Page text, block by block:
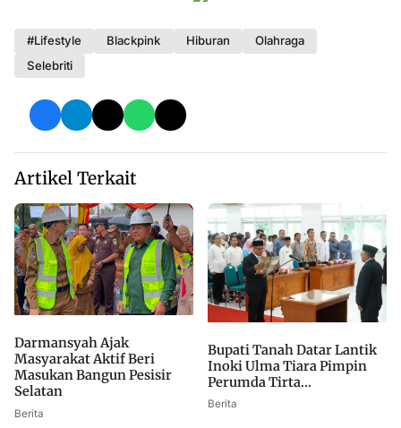
#Lifestyle Blackpink Hiburan
Olahraga
Selebriti
Artikel Terkait
Darmansyah Ajak
Masyarakat Aktif Beri
Masukan Bangun Pesisir
Selatan
Berita
Bupati Tanah Datar Lantik
Inoki Ulma Tiara Pimpin
Perumda Tirta...
Berita